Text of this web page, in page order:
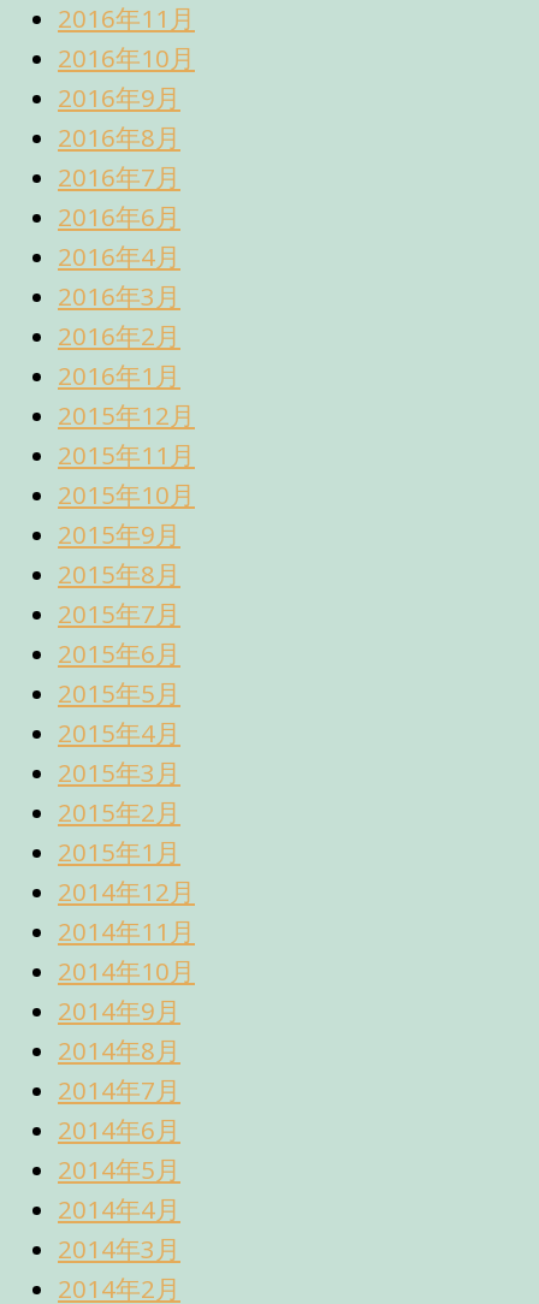
2016年11月
2016年10月
2016年9月
2016年8月
2016年7月
2016年6月
2016年4月
2016年3月
2016年2月
2016年1月
2015年12月
2015年11月
2015年10月
2015年9月
2015年8月
2015年7月
2015年6月
2015年5月
2015年4月
2015年3月
2015年2月
2015年1月
2014年12月
2014年11月
2014年10月
2014年9月
2014年8月
2014年7月
2014年6月
2014年5月
2014年4月
2014年3月
2014年2月